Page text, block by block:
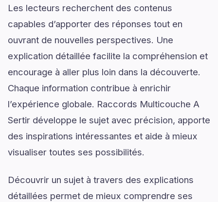
Les lecteurs recherchent des contenus
capables d’apporter des réponses tout en
ouvrant de nouvelles perspectives. Une
explication détaillée facilite la compréhension et
encourage à aller plus loin dans la découverte.
Chaque information contribue à enrichir
l’expérience globale. Raccords Multicouche A
Sertir développe le sujet avec précision, apporte
des inspirations intéressantes et aide à mieux
visualiser toutes ses possibilités.
Découvrir un sujet à travers des explications
détaillées permet de mieux comprendre ses